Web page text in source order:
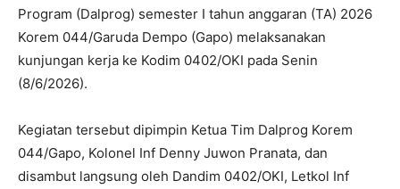
Program (Dalprog) semester I tahun anggaran (TA) 2026
Korem 044/Garuda Dempo (Gapo) melaksanakan
kunjungan kerja ke Kodim 0402/OKI pada Senin
(8/6/2026).
Kegiatan tersebut dipimpin Ketua Tim Dalprog Korem
044/Gapo, Kolonel Inf Denny Juwon Pranata, dan
disambut langsung oleh Dandim 0402/OKI, Letkol Inf